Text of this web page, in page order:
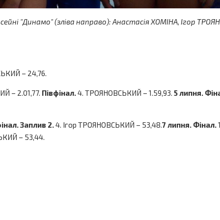
"Динамо" (зліва направо): Анастасія ХОМІНА, Ігор
– 24,76.
– 2.01,77. Півфінал.4. ТРОЯНОВСЬКИЙ – 1.59,93. 5 липня.
Заплив 2.4. Ігор ТРОЯНОВСЬКИЙ – 53,48.7 липня. Фінал.
– 53,44.